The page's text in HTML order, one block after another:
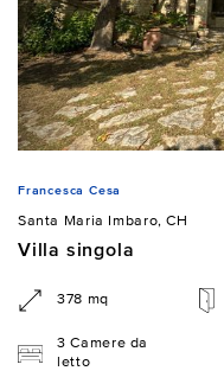
Francesca Cesa
Santa Maria Imbaro, CH
Villa singola
378 mq
3 Camere da
letto